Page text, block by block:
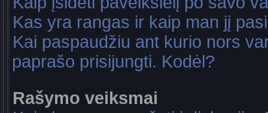
Kas yra rangas ir kaip man jį
Kai paspaudžiu ant kurio nors
paprašo prisijungti. Kodėl?
Rašymo veiksmai